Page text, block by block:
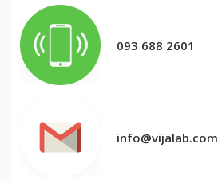
093 688 2601
info@vijalab.com